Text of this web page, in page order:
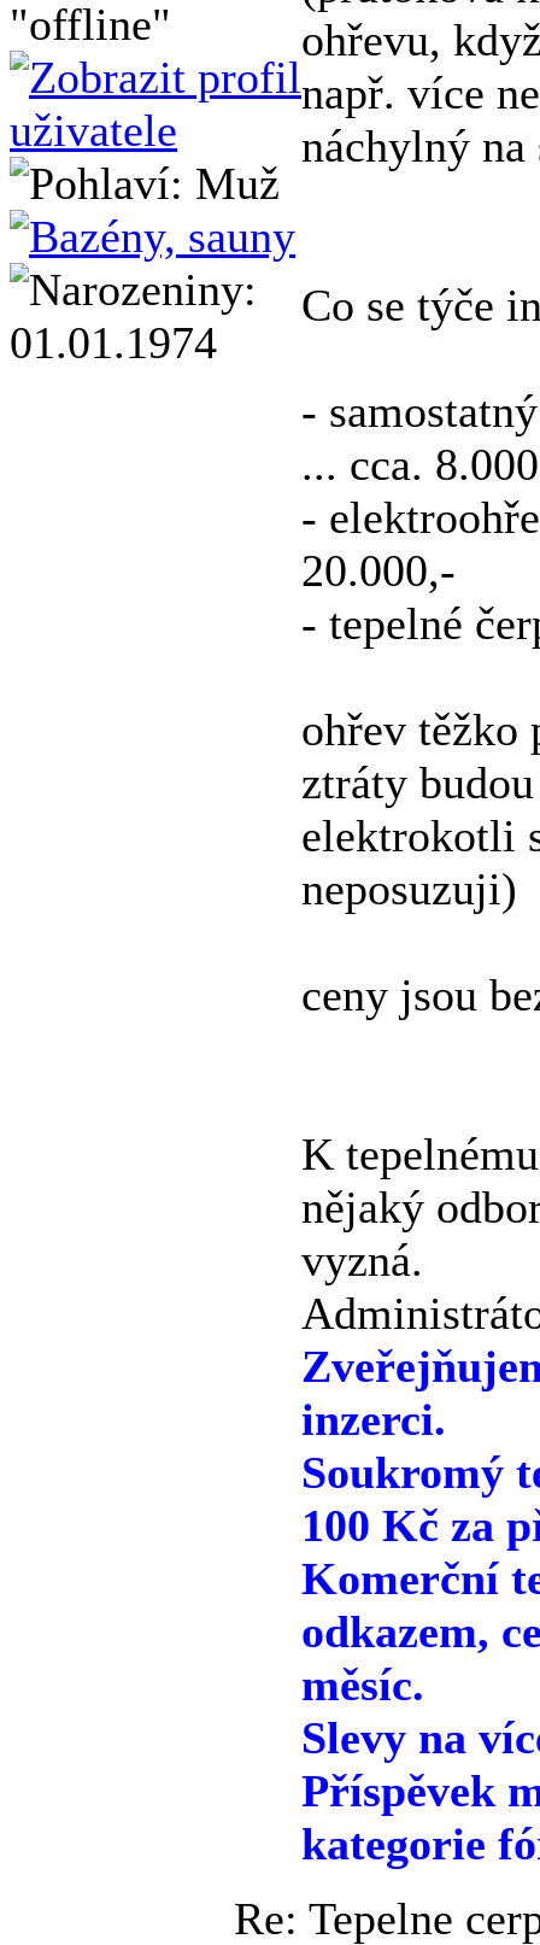
ohřevu,
např. více
náchylný na
Co se týče
-
... cca.
-
20.000,-
- tepelné
ohřev těžko
ztráty
elektrokotli
neposuzuji)
ceny jsou
K
nějaký
vyzná.
inzerci.
Soukromý
100 Kč za
Komerční
odkazem,
měsíc.
Slevy na
Příspěvek
kategorie
Re: Tepelne